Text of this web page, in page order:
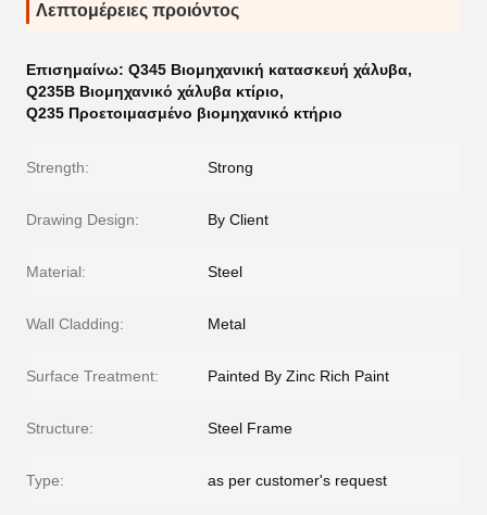
Λεπτομέρειες προιόντος
Επισημαίνω: Q345 Βιομηχανική κατασκευή χάλυβα,
Q235B Βιομηχανικό χάλυβα κτίριο,
Q235 Προετοιμασμένο βιομηχανικό κτήριο
Strength: Strong
Drawing Design: By Client
Material: Steel
Wall Cladding: Metal
Surface Treatment: Painted By Zinc Rich Paint
Structure: Steel Frame
Type: as per customer's request